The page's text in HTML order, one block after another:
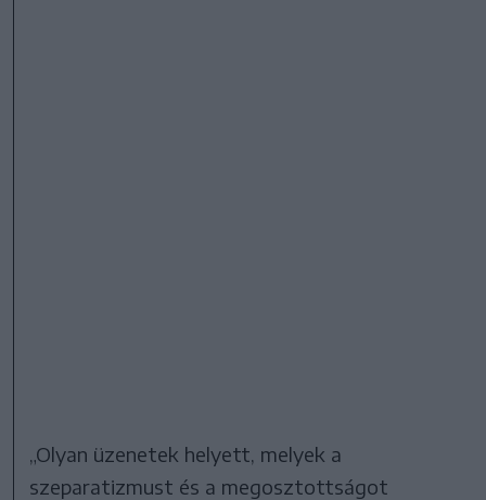
„Olyan üzenetek helyett, melyek a
szeparatizmust és a megosztottságot